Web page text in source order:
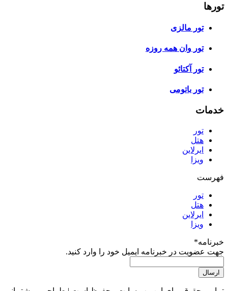
تورها
تور مالزی
تور وان همه روزه
تور آکتائو
تور باتومی
خدمات
تور
هتل
ایرلاین
ویزا
فهرست
تور
هتل
ایرلاین
ویزا
خبرنامه*
جهت عضویت در خبرنامه ایمیل خود را وارد کنید.